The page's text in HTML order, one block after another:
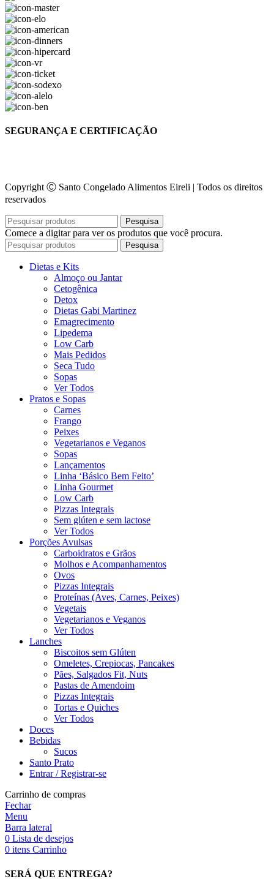
SEGURANÇA E CERTIFICAÇÃO
Copyright Ⓒ Santo Congelado Alimentos Eireli | Todos os direitos
reservados
Pesquisa
Comece a digitar para ver os produtos que você procura.
Pesquisa
Dietas e Kits
Almoço ou Jantar
Cetogênica
Detox
Dietas Gabi Martinez
Emagrecimento
Lipedema
Low Carb
Mais Pedidos
Seca Tudo
Sopas
Ver Todos
Pratos e Sopas
Carnes
Frango
Peixes
Vegetarianos e Veganos
Sopas
Lançamentos
Linha ‘Básico Bem Feito’
Linha Gourmet
Low Carb
Pizzas Integrais
Sem glúten e sem lactose
Ver Todos
Porções Avulsas
Carboidratos e Grãos
Molhos e Acompanhamentos
Ovos
Pizzas Integrais
Proteínas (Aves, Carnes, Peixes)
Vegetais
Vegetarianos e Veganos
Ver Todos
Lanches
Biscoitos sem Glúten
Omeletes, Crepiocas, Pancakes
Pães, Salgados Fit, Nuts
Pastas de Amendoim
Pizzas Integrais
Tortas e Quiches
Ver Todos
Doces
Bebidas
Sucos
Santo Prato
Entrar / Registrar-se
Carrinho de compras
Fechar
Menu
Barra lateral
0 Lista de desejos
0 itens Carrinho
SERÁ QUE ENTREGA?